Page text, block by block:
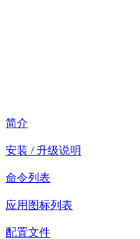
简介
安装 / 升级说明
命令列表
应用图标列表
配置文件